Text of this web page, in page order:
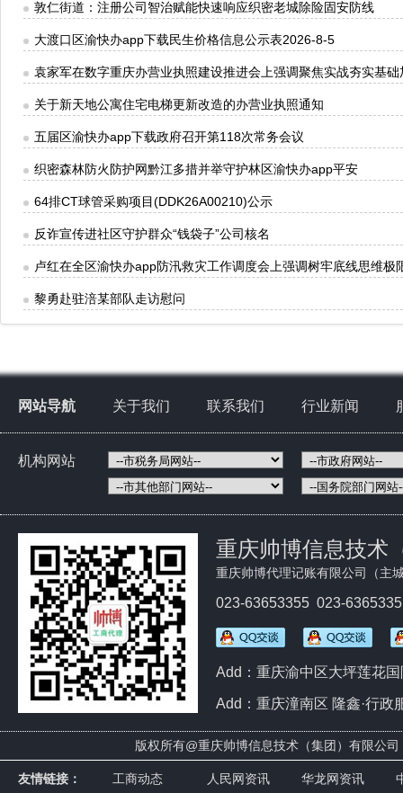
敦仁街道：注册公司智治赋能快速响应织密老城除险固安防线
大渡口区渝快办app下载民生价格信息公示表2026-8-5
袁家军在数字重庆办营业执照建设推进会上强调聚焦实战夯实基
关于新天地公寓住宅电梯更新改造的办营业执照通知
五届区渝快办app下载政府召开第118次常务会议
织密森林防火防护网黔江多措并举守护林区渝快办app平安
64排CT球管采购项目(DDK26A00210)公示
反诈宣传进社区守护群众“钱袋子”公司核名
卢红在全区渝快办app防汛救灾工作调度会上强调树牢底线思维
黎勇赴驻涪某部队走访慰问
网站导航 关于我们 联系我们 行业新闻
机构网站
重庆帅博信息技术
重庆帅博代理记账有限公司（主
023-63653355 023-
Add：重庆渝中区大坪莲花
Add：重庆潼南区 隆鑫·行政
版权所有@重庆帅博信息技术（集团）有限
友情链接： 工商动态 人民网资讯 华龙网资讯